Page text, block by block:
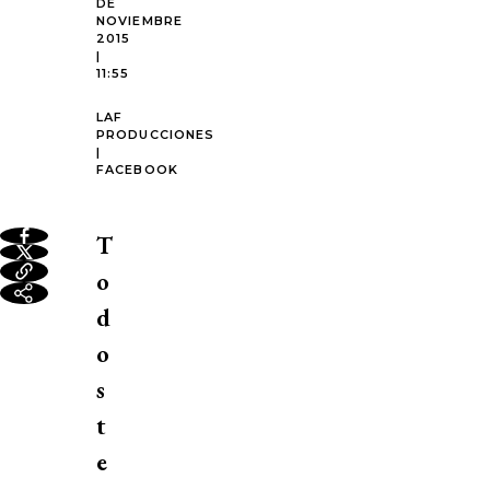
DE
NOVIEMBRE
2015
|
11:55
LAF
PRODUCCIONES
|
FACEBOOK
T
o
d
o
s
t
e